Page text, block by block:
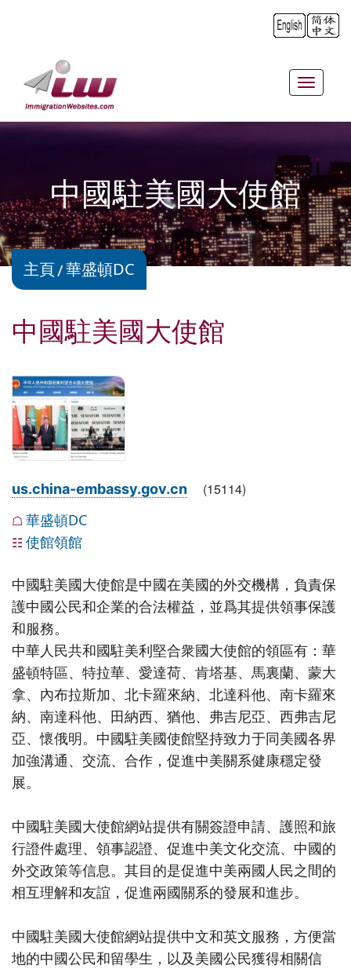
Toggle
中國駐美國大使館
主頁 華盛頓DC
中國駐美國大使館
us.china-embassy.gov.cn (15114)
☖ 華盛頓DC
☷ 使館領館
中國駐美國大使館是中國在美國的外交機構，負責保
護中國公民和企業的合法權益，並爲其提供領事保護
和服務。
中華人民共和國駐美利堅合衆國大使館的領區有：華
盛頓特區、特拉華、愛達荷、肯塔基、馬裏蘭、蒙大
拿、內布拉斯加、北卡羅來納、北達科他、南卡羅來
納、南達科他、田納西、猶他、弗吉尼亞、西弗吉尼
亞、懷俄明。中國駐美國使館堅持致力于同美國各界
加強溝通、交流、合作，促進中美關系健康穩定發
展。
中國駐美國大使館網站提供有關簽證申請、護照和旅
行證件處理、領事認證、促進中美文化交流、中國的
外交政策等信息。其目的是促進中美兩國人民之間的
相互理解和友誼，促進兩國關系的發展和進步。
中國駐美國大使館網站提供中文和英文服務，方便當
地的中國公民和留學生，以及美國公民獲得相關信